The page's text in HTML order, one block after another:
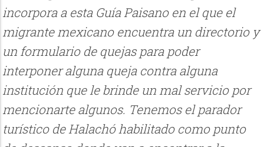
incorpora a esta Guía Paisano en el que el
migrante mexicano encuentra un directorio y
un formulario de quejas para poder
interponer alguna queja contra alguna
institución que le brinde un mal servicio por
mencionarte algunos. Tenemos el parador
turístico de Halachó habilitado como punto